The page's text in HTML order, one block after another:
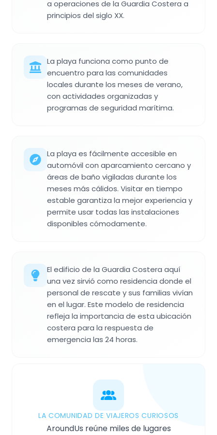
a operaciones de la Guardia Costera a
principios del siglo XX.
La playa funciona como punto de
encuentro para las comunidades
locales durante los meses de verano,
con actividades organizadas y
programas de seguridad marítima.
La playa es fácilmente accesible en
automóvil con aparcamiento cercano y
áreas de baño vigiladas durante los
meses más cálidos. Visitar en tiempo
estable garantiza la mejor experiencia y
permite usar todas las instalaciones
disponibles cómodamente.
El edificio de la Guardia Costera aquí
una vez sirvió como residencia donde el
personal de rescate y sus familias vivían
en el lugar. Este modelo de residencia
refleja la importancia de esta ubicación
costera para la respuesta de
emergencia las 24 horas.
LA COMUNIDAD DE VIAJEROS CURIOSOS
AroundUs reúne miles de lugares